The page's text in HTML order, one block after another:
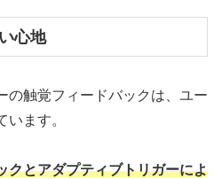
心地
の触覚フィードバックは、ユー
ます。
クとアダプティブトリガーによ